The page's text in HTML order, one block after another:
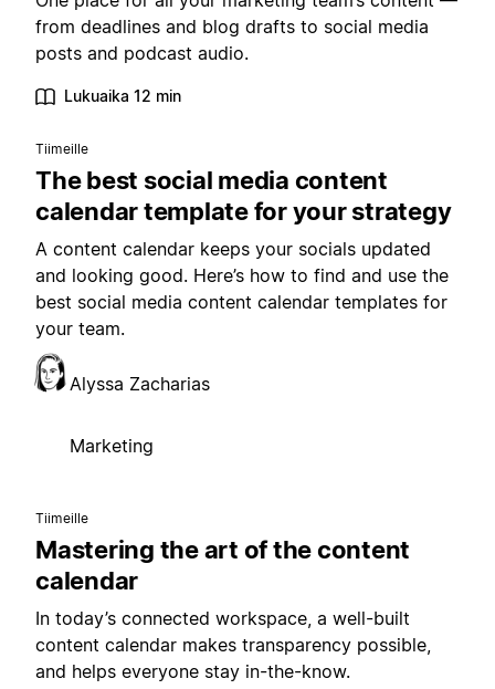
from deadlines and blog drafts to social media
posts and podcast audio.
Lukuaika 12 min
Tiimeille
The best social media content
calendar template for your strategy
A content calendar keeps your socials updated
and looking good. Here’s how to find and use the
best social media content calendar templates for
your team.
Alyssa Zacharias
Marketing
Tiimeille
Mastering the art of the content
calendar
In today’s connected workspace, a well-built
content calendar makes transparency possible,
and helps everyone stay in-the-know.